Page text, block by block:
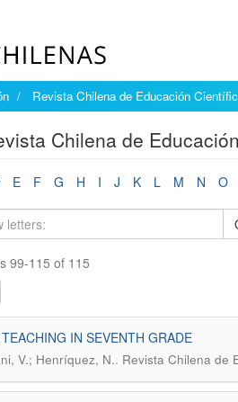
Revista Chilena de Educación
Chilena de
E F G H I J K L M N O
99-115 of 115
IN SEVENTH GRADE
V.; Henríquez, N.. Revista Chilena de